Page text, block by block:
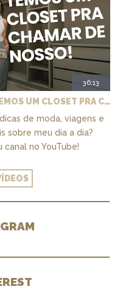
36:13
EP. 6: A SAGA DA CASA - TEMOS UM CLOSET PRA CHAMAR DE NOSSO + MARCENARIA E PAISAGISMO
de moda, viagens e
sobre meu dia a dia?
canal no YouTube!